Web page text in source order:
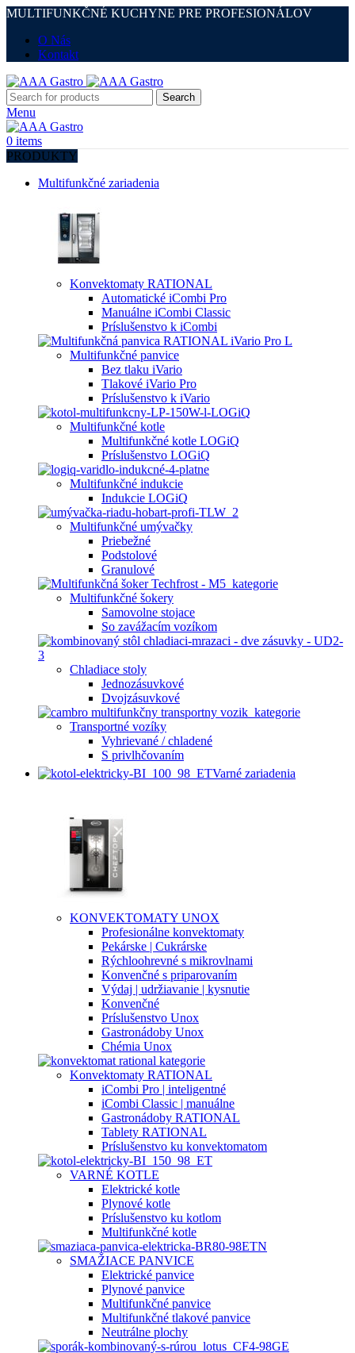
MULTIFUNKČNÉ KUCHYNE PRE PROFESIONÁLOV
O Nás
Kontakt
Search
Menu
0 items
PRODUKTY
Multifunkčné zariadenia
Konvektomaty RATIONAL
Automatické iCombi Pro
Manuálne iCombi Classic
Príslušenstvo k iCombi
Multifunkčné panvice
Bez tlaku iVario
Tlakové iVario Pro
Príslušenstvo k iVario
Multifunkčné kotle
Multifunkčné kotle LOGiQ
Príslušenstvo LOGiQ
Multifunkčné indukcie
Indukcie LOGiQ
Multifunkčné umývačky
Priebežné
Podstolové
Granulové
Multifunkčné šokery
Samovolne stojace
So zavážacím vozíkom
Chladiace stoly
Jednozásuvkové
Dvojzásuvkové
Transportné vozíky
Vyhrievané / chladené
S privlhčovaním
Varné zariadenia
KONVEKTOMATY UNOX
Profesionálne konvektomaty
Pekárske | Cukrárske
Rýchloohrevné s mikrovlnami
Konvenčné s priparovaním
Výdaj | udržiavanie | kysnutie
Konvenčné
Príslušenstvo Unox
Gastronádoby Unox
Chémia Unox
Konvektomaty RATIONAL
iCombi Pro | inteligentné
iCombi Classic | manuálne
Gastronádoby RATIONAL
Tablety RATIONAL
Príslušenstvo ku konvektomatom
VARNÉ KOTLE
Elektrické kotle
Plynové kotle
Príslušenstvo ku kotlom
Multifunkčné kotle
SMAŽIACE PANVICE
Elektrické panvice
Plynové panvice
Multifunkčné panvice
Multifunkčné tlakové panvice
Neutrálne plochy